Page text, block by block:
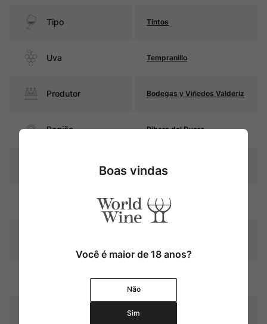
Tipo Tintos
Uva Tempranillo
Produtor Bodegas y Viñedos Valderiz
Região Ribera del Duero
Espanha
Rubi intenso com reflexos
violáceos
Amadurecimento
carvalho (80% francês)
Boas vindas
Você é maior de 18 anos?
Não
Sim